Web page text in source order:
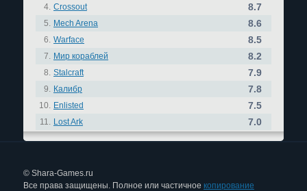
4. Crossout 8.7
5. Mech Arena 8.6
6. Warface 8.5
7. Мир кораблей 8.2
8. Stalcraft 7.9
9. Калибр 7.8
10. Enlisted 7.5
11. Lost Ark 7.0
© Shara-Games.ru
Все права защищены. Полное или частичное копирование